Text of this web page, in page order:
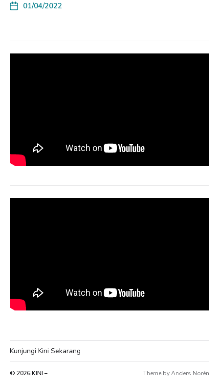
01/04/2022
Kunjungi Kini Sekarang
© 2026KINI – Theme byAnders Norén